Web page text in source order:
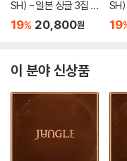
가 어려우므로 신중한 구매
SH) - 일본 싱글 3집 Y
O-I-DON! / BOY ME
19% 20,800원
SH)
O-
19
이 분야 신상품